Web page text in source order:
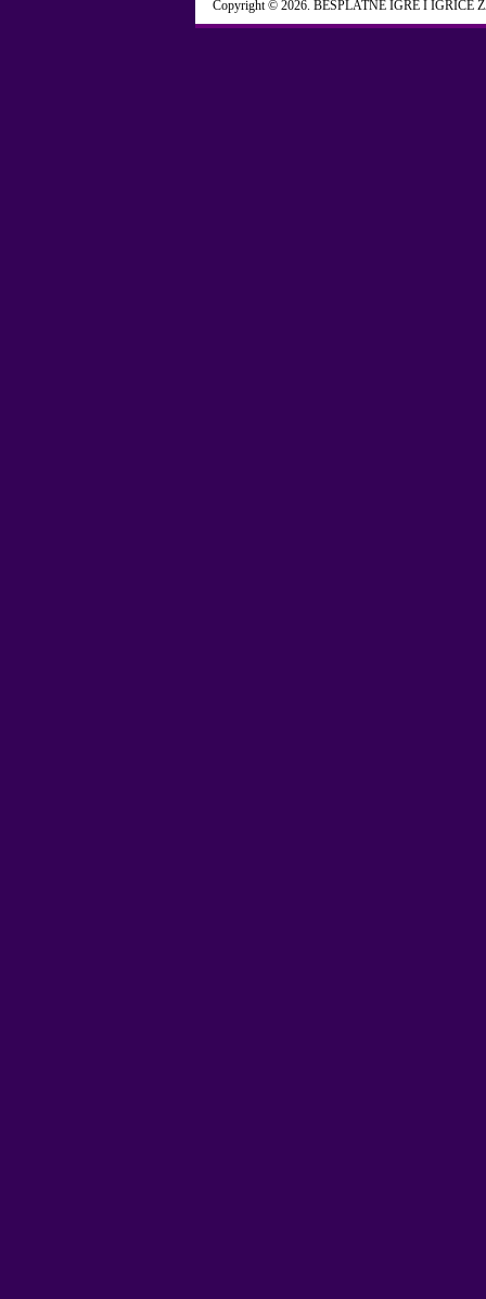
Copyright © 2026. BESPLATNE IGRE I IGRICE